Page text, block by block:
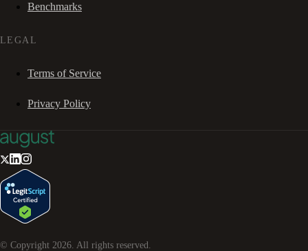
Benchmarks
LEGAL
Terms of Service
Privacy Policy
© Copyright 2026 . All rights reserved.